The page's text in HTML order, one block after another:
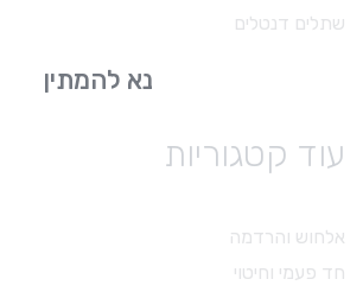
נא להמתין
שתלים דנטלים
עוד קטגוריות
אלחוש והרדמה
חד פעמי וחיטוי